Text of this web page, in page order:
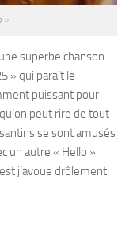
»
superbe chanson
» qui paraît le
puissant pour
peut rire de tout
se sont amusés
un autre « Hello »
j’avoue drôlement